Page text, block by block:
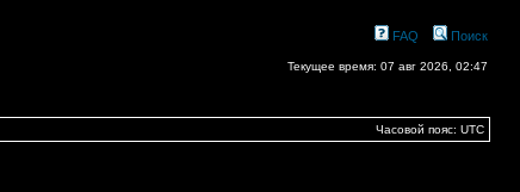
FAQ Поиск
Текущее время: 07 авг 2026, 02:47
Часовой пояс: UTC